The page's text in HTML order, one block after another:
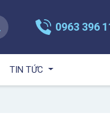
0963 396
TIN TỨC